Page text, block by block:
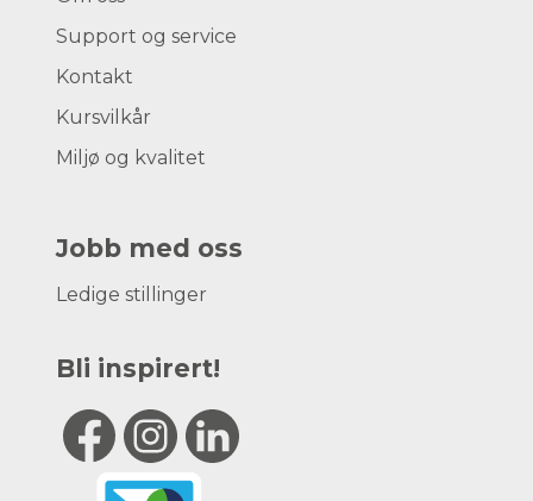
Support og service
Kontakt
Kursvilkår
Miljø og kvalitet
Jobb med oss
Ledige stillinger
Bli inspirert!